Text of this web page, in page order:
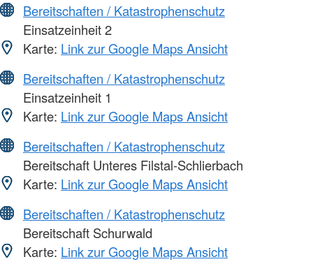
Bereitschaften / Katastrophenschutz
Einsatzeinheit 2
Karte: Link zur Google Maps Ansicht
Bereitschaften / Katastrophenschutz
Einsatzeinheit 1
Karte: Link zur Google Maps Ansicht
Bereitschaften / Katastrophenschutz
Bereitschaft Unteres Filstal-Schlierbach
Karte: Link zur Google Maps Ansicht
Bereitschaften / Katastrophenschutz
Bereitschaft Schurwald
Karte: Link zur Google Maps Ansicht